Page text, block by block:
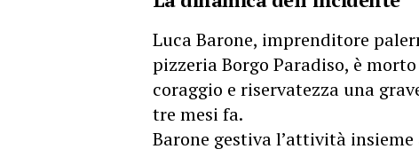
Luca Barone, imprenditore
pizzeria Borgo Paradiso, è
coraggio e riservatezza una
tre mesi fa.
Barone gestiva l’attività